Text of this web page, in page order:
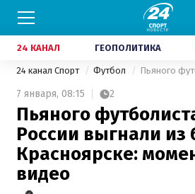
24 КАНАЛ ГЕОПОЛИТИКА
24 канал Спорт Футбол
7 января, 08:15 2
Пьяного
России выгнали из
Красноярске:
видео